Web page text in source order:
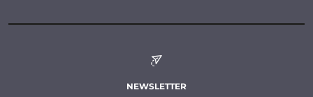
NEWSLETTER